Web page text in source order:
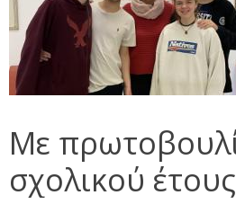
Με
σχολικού